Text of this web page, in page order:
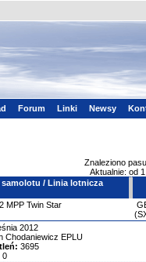
Forum Linki Newsy
Znaleziono
Aktualnie: od
samolotu / Linia lotnicza
MPP Twin Star
2012
Chodaniewicz EPLU
3695
0